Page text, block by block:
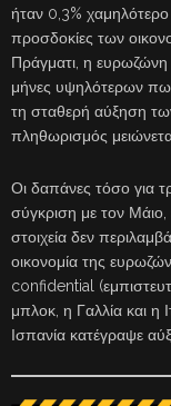
ήταν 0,3%
προσδοκίες των
Πράγματι, η ευρωζώνη
μήνες υψηλότερων
τη σταθερή αύξηση
πληθωρισμός
Οι δαπάνες τόσο για
σύγκριση με τον
στοιχεία δεν
οικονομία της
confidential
μπλοκ, η Γαλλία και
Ισπανία κατέγραψε